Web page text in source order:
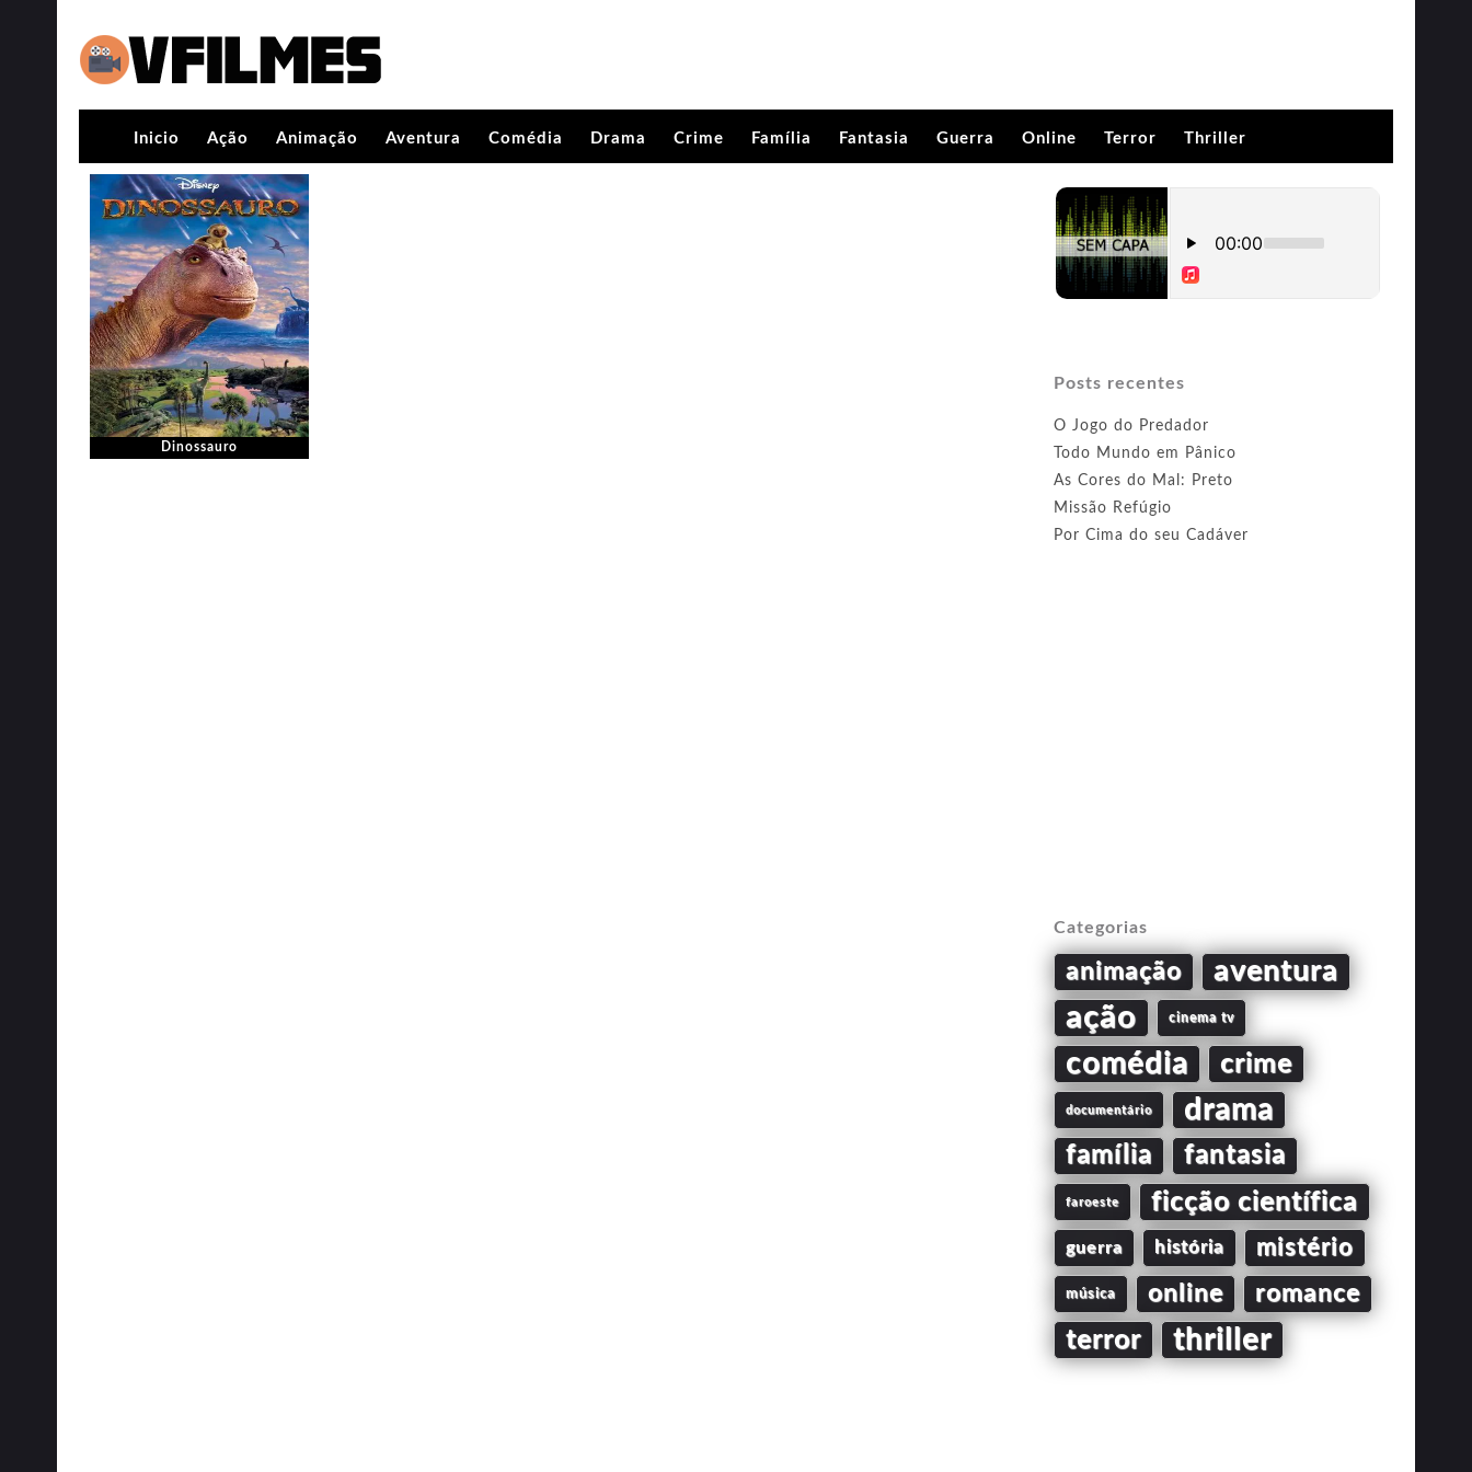
Inicio Ação Animação Aventura Comédia Drama Crime Família Fantasia Guerra Online Terror Thriller
Dinossauro
Posts recentes
O Jogo do Predador
Todo Mundo em Pânico
As Cores do Mal: Preto
Missão Refúgio
Por Cima do seu Cadáver
Categorias
animação aventura
ação cinema tv
comédia crime
documentário drama
família fantasia
faroeste ficção científica
guerra história mistério
música online romance
terror thriller